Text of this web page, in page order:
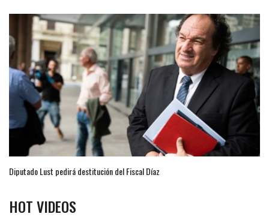
Diputado Lust pedirá destitución del Fiscal Díaz
HOT VIDEOS